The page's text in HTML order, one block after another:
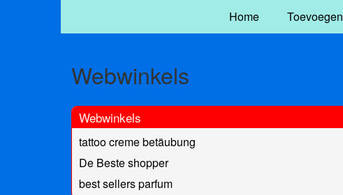
Home Toevoegen
Webwinkels
Webwinkels
tattoo creme betäubung
De Beste shopper
best sellers parfum